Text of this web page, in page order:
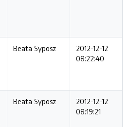
Beata Syposz
2012-12-12
08:22:40
Beata Syposz
2012-12-12
08:19:21